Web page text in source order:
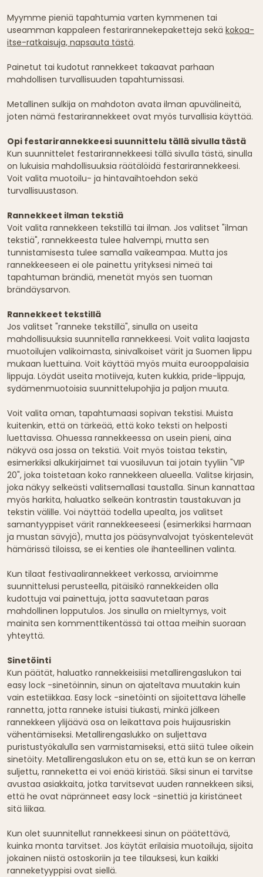
Myymme pieniä tapahtumia varten kymmenen tai
useamman kappaleen festarirannekepaketteja sekä kokoa-
itse-ratkaisuja, napsauta tästä.
Painetut tai kudotut rannekkeet takaavat parhaan
mahdollisen turvallisuuden tapahtumissasi.
Metallinen sulkija on mahdoton avata ilman apuvälineitä,
joten nämä festarirannekkeet ovat myös turvallisia käyttää.
Opi festarirannekkeesi suunnittelu tällä sivulla tästä
Kun suunnittelet festarirannekkeesi tällä sivulla tästä, sinulla
on lukuisia mahdollisuuksia räätälöidä festarirannekkeesi.
Voit valita muotoilu- ja hintavaihtoehdon sekä
turvallisuustason.
Rannekkeet ilman tekstiä
Voit valita rannekkeen tekstillä tai ilman. Jos valitset "ilman
tekstiä", rannekkeesta tulee halvempi, mutta sen
tunnistamisesta tulee samalla vaikeampaa. Mutta jos
rannekkeeseen ei ole painettu yrityksesi nimeä tai
tapahtuman brändiä, menetät myös sen tuoman
brändäysarvon.
Rannekkeet tekstillä
Jos valitset "ranneke tekstillä", sinulla on useita
mahdollisuuksia suunnitella rannekkeesi. Voit valita laajasta
muotoilujen valikoimasta, sinivalkoiset värit ja Suomen lippu
mukaan luettuina. Voit käyttää myös muita eurooppalaisia
lippuja. Löydät useita motiiveja, kuten kukkia, pride-lippuja,
sydämenmuotoisia suunnittelupohjia ja paljon muuta.
Voit valita oman, tapahtumaasi sopivan tekstisi. Muista
kuitenkin, että on tärkeää, että koko teksti on helposti
luettavissa. Ohuessa rannekkeessa on usein pieni, aina
näkyvä osa jossa on tekstiä. Voit myös toistaa tekstin,
esimerkiksi alkukirjaimet tai vuosiluvun tai jotain tyyliin "VIP
20", joka toistetaan koko rannekkeen alueella. Valitse kirjasin,
joka näkyy selkeästi valitsemallasi taustalla. Sinun kannattaa
myös harkita, haluatko selkeän kontrastin taustakuvan ja
tekstin välille. Voi näyttää todella upealta, jos valitset
samantyyppiset värit rannekkeeseesi (esimerkiksi harmaan
ja mustan sävyjä), mutta jos pääsynvalvojat työskentelevät
hämärissä tiloissa, se ei kenties ole ihanteellinen valinta.
Kun tilaat festivaalirannekkeet verkossa, arvioimme
suunnittelusi perusteella, pitäisikö rannekkeiden olla
kudottuja vai painettuja, jotta saavutetaan paras
mahdollinen lopputulos. Jos sinulla on mieltymys, voit
mainita sen kommenttikentässä tai ottaa meihin suoraan
yhteyttä.
Sinetöinti
Kun päätät, haluatko rannekkeisiisi metallirengaslukon tai
easy lock -sinetöinnin, sinun on ajateltava muutakin kuin
vain estetiikkaa. Easy lock -sinetöinti on sijoitettava lähelle
rannetta, jotta ranneke istuisi tiukasti, minkä jälkeen
rannekkeen ylijäävä osa on leikattava pois huijausriskin
vähentämiseksi. Metallirengaslukko on suljettava
puristustyökalulla sen varmistamiseksi, että siitä tulee oikein
sinetöity. Metallirengaslukon etu on se, että kun se on kerran
suljettu, ranneketta ei voi enää kiristää. Siksi sinun ei tarvitse
avustaa asiakkaita, jotka tarvitsevat uuden rannekkeen siksi,
että he ovat näpränneet easy lock -sinettiä ja kiristäneet
sitä liikaa.
Kun olet suunnitellut rannekkeesi sinun on päätettävä,
kuinka monta tarvitset. Jos käytät erilaisia muotoiluja, sijoita
jokainen niistä ostoskoriin ja tee tilauksesi, kun kaikki
ranneketyyppisi ovat siellä.